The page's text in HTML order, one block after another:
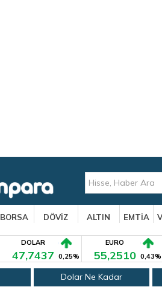
BORSA DÖVİZ ALTIN EMTİA
DOLAR
47,7437 0,25%
EURO
55,2510 0,43%
Dolar Ne Kadar